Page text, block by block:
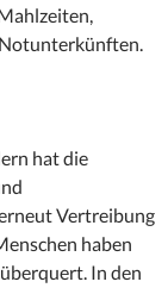
hat die
Vertreibung
haben
In den